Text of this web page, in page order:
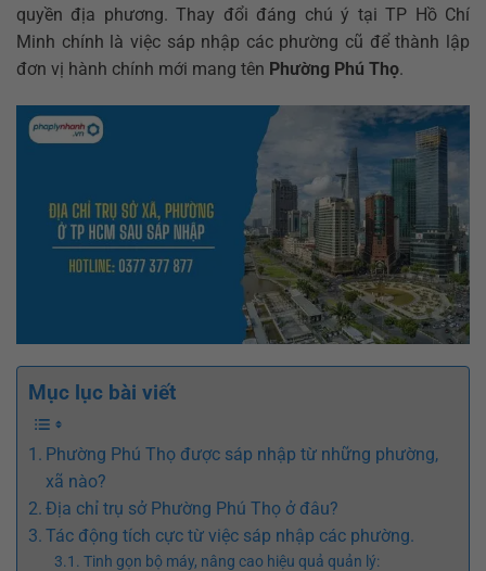
quyền địa phương. Thay đổi đáng chú ý tại TP Hồ Chí
Minh chính là việc sáp nhập các phường cũ để thành lập
đơn vị hành chính mới mang tên Phường Phú Thọ.
Mục lục bài viết
Phường Phú Thọ được sáp nhập từ những phường,
xã nào?
Địa chỉ trụ sở Phường Phú Thọ ở đâu?
Tác động tích cực từ việc sáp nhập các phường.
Tinh gọn bộ máy, nâng cao hiệu quả quản lý: